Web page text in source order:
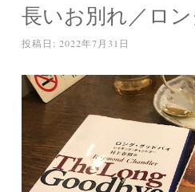
長いお別れ／ロ
投稿日: 2022年7月31日